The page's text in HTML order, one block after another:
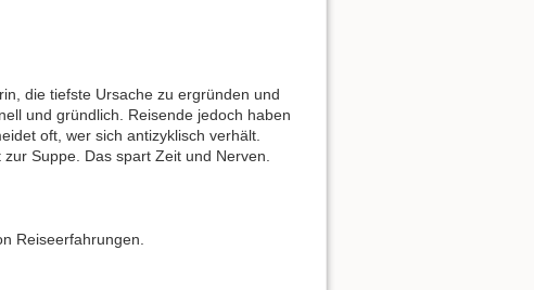
die tiefste Ursache zu ergründen und
und gründlich. Reisende jedoch haben
oft, wer sich antizyklisch verhält.
Suppe. Das spart Zeit und Nerven.
Reiseerfahrungen.